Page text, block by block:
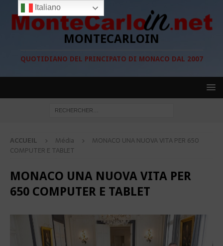
MONTECARLOIN
QUOTIDIANO DEL PRINCIPATO DI MONACO DAL 2007
ACCUEIL Média
MONACO UNA NUOVA VITA PER 650
COMPUTER E TABLET
MONACO UNA NUOVA VITA PER
650 COMPUTER E TABLET
Italiano